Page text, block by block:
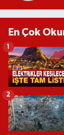
En Çok
1
2